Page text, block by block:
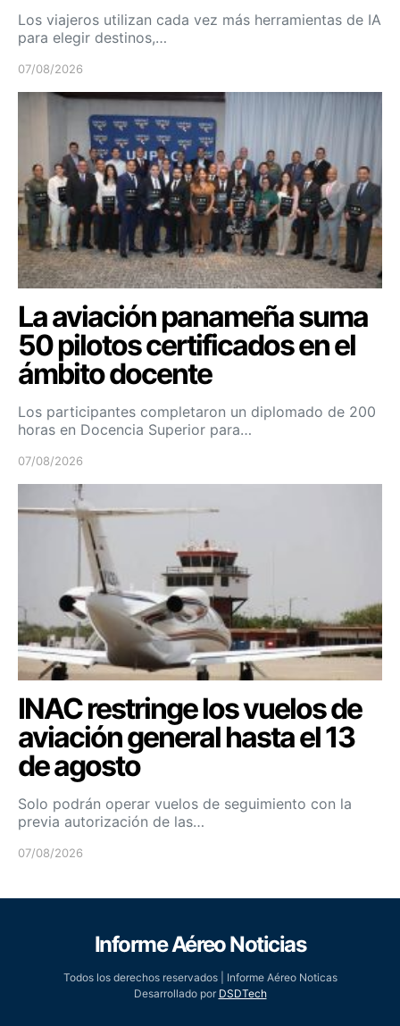
Los viajeros utilizan cada vez más herramientas de IA
para elegir destinos,…
07/08/2026
La aviación panameña suma
50 pilotos certificados en el
ámbito docente
Los participantes completaron un diplomado de 200
horas en Docencia Superior para…
07/08/2026
INAC restringe los vuelos de
aviación general hasta el 13
de agosto
Solo podrán operar vuelos de seguimiento con la
previa autorización de las…
07/08/2026
Informe Aéreo Noticias
Todos los derechos reservados | Informe Aéreo Noticas
Desarrollado por DSDTech